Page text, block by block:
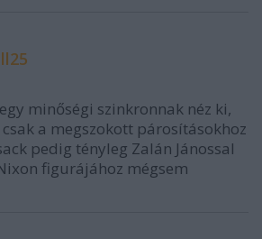
minőségi szinkronnak néz ki,
a megszokott párosításokhoz
pedig tényleg Zalán Jánossal
figurájához mégsem